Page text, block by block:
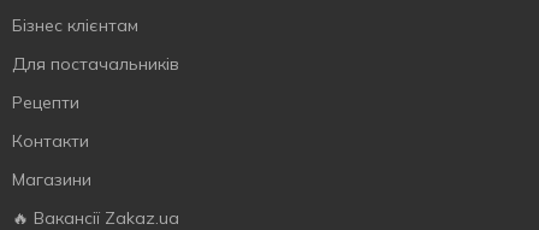
Бізнес клієнтам
Для постачальників
Рецепти
Контакти
Магазини
🔥 Вакансії Zakaz.ua